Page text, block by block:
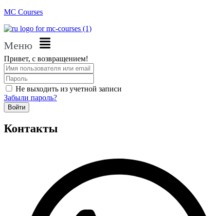
MC Courses
Меню
Привет, с возвращением!
Не выходить из учетной записи
Забыли пароль?
Войти
Контакты